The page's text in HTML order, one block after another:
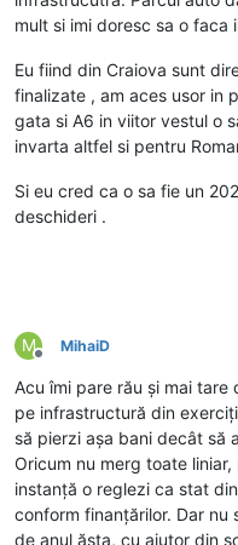
mult si imi doresc sa o faca
Eu fiind din Craiova sunt
finalizate , am aces usor in
gata si A6 in viitor vestul o
invarta altfel si pentru
Si eu cred ca o sa fie un
deschideri .
M
Deconectat
MihaiD
Acu îmi pare rău și mai
pe infrastructură din
să pierzi așa bani decât să
Oricum nu merg toate
instanță o reglezi ca stat
conform finanțărilor. Dar nu
de anul ăsta, cu ajutor din